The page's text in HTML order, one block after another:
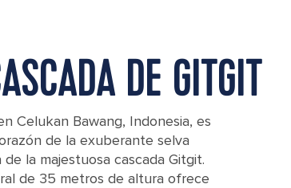
DE GITGIT
Celukan Bawang, Indonesia, es
de la exuberante selva
la majestuosa cascada Gitgit.
de 35 metros de altura ofrece